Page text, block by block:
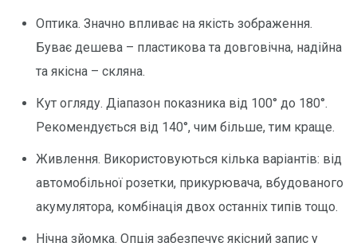
Оптика. Значно впливає на якість зображення.
Буває дешева – пластикова та довговічна, надійна
та якісна – скляна.
Кут огляду. Діапазон показника від 100° до 180°.
Рекомендується від 140°, чим більше, тим краще.
Живлення. Використовуються кілька варіантів: від
автомобільної розетки, прикурювача, вбудованого
акумулятора, комбінація двох останніх типів тощо.
Нічна зйомка. Опція забезпечує якісний запис у